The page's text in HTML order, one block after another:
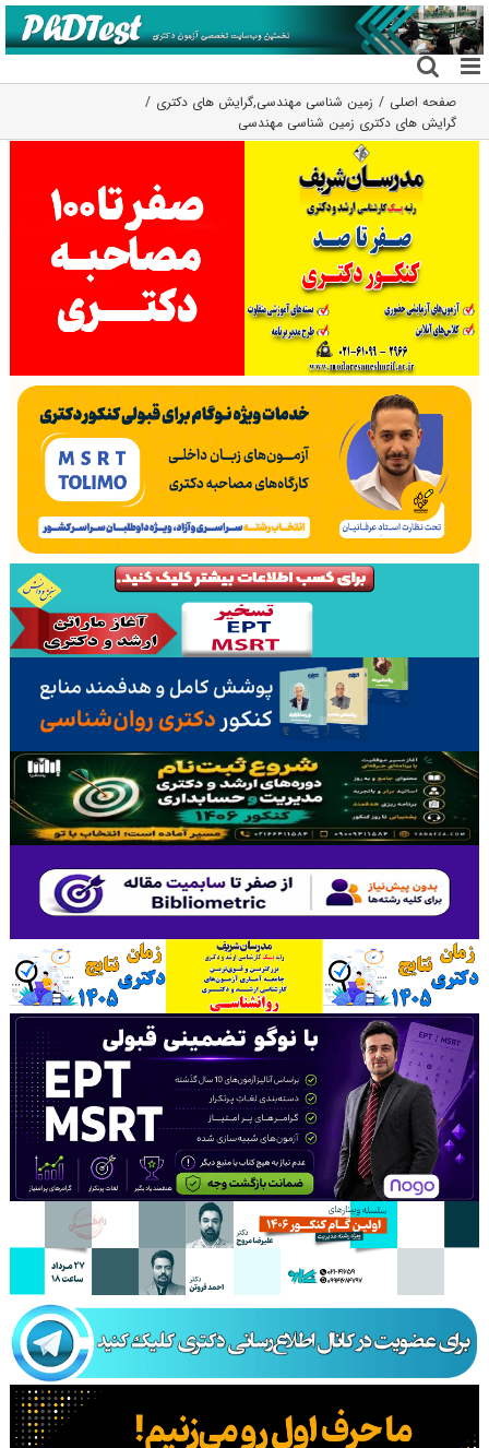
رفتن
به
محتوا
صفحه اصلی زمین شناسی مهندسی,گرایش های دکتری
گرایش های دکتری زمین شناسی ﻣﻬﻨﺪسی